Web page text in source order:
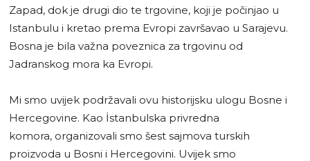
Zapad, dok je drugi dio te trgovine, koji je počinjao u
Istanbulu i kretao prema Evropi završavao u Sarajevu.
Bosna je bila važna poveznica za trgovinu od
Jadranskog mora ka Evropi.
Mi smo uvijek podržavali ovu historijsku ulogu Bosne i
Hercegovine. Kao İstanbulska privredna
komora, organizovali smo šest sajmova turskih
proizvoda u Bosni i Hercegovini. Uvijek smo